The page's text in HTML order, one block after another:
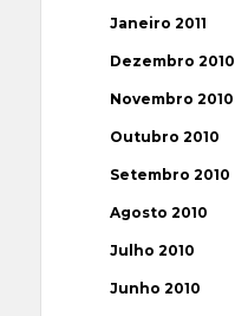
Janeiro 2011
Dezembro 2010
Novembro 2010
Outubro 2010
Setembro 2010
Agosto 2010
Julho 2010
Junho 2010